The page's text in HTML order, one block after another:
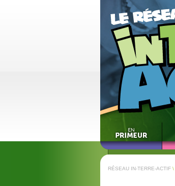
RÉSEAU IN-TERRE-ACTIF \